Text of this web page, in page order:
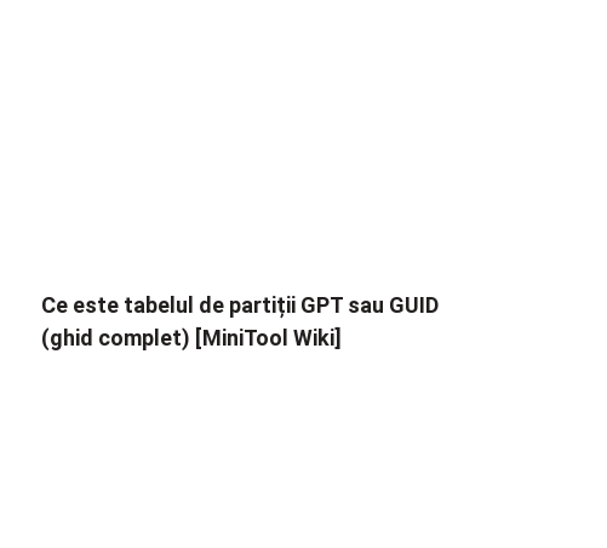
Ce este tabelul de partiții GPT sau GUID
(ghid complet) [MiniTool Wiki]